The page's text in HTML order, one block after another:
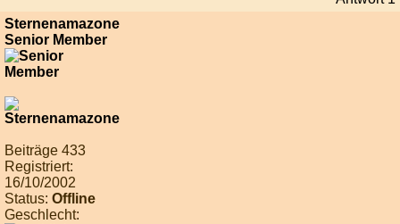
Sternenamazone
Senior Member
Beiträge 433
Registriert:
16/10/2002
Status: Offline
Geschlecht: